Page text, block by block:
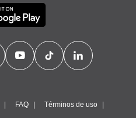
FAQ Términos de uso